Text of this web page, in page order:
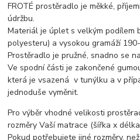
FROTÉ prostěradlo je měkké,
údržbu.
Materiál je úplet s velkým podílem
polyesteru) a vysokou gramáží
Prostěradlo je pružné, snadno se
Ve spodní části je zakončené
která je vsazená v tunýlku a v
jednoduše vyměnit.
Pro výběr vhodné velikosti
rozměry Vaší matrace (šířka x
Pokud potřebujete jiné rozměry,